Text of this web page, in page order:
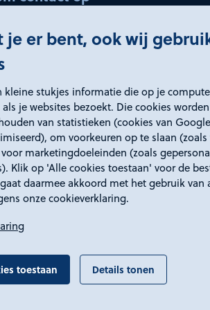
je er bent, ook wij
kleine stukjes informatie die op je
je websites bezoekt. Die cookies
van statistieken (cookies van
om voorkeuren op te slaan (zoals
marketingdoeleinden (zoals
Klik op 'Alle cookies toestaan' voor de
daarmee akkoord met het gebruik van
onze cookieverklaring.
toestaan Details tonen
045 5437150 (keuze 2)
elke werkdag bereikbaar van
tot 17:00 uur.
Proclaimer,